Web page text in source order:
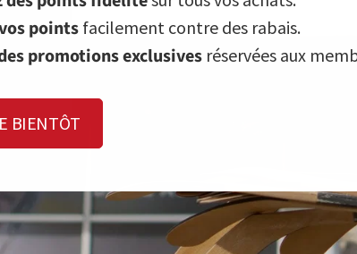
points facilement contre des rabais.
promotions exclusives réservées aux
BIENTÔT